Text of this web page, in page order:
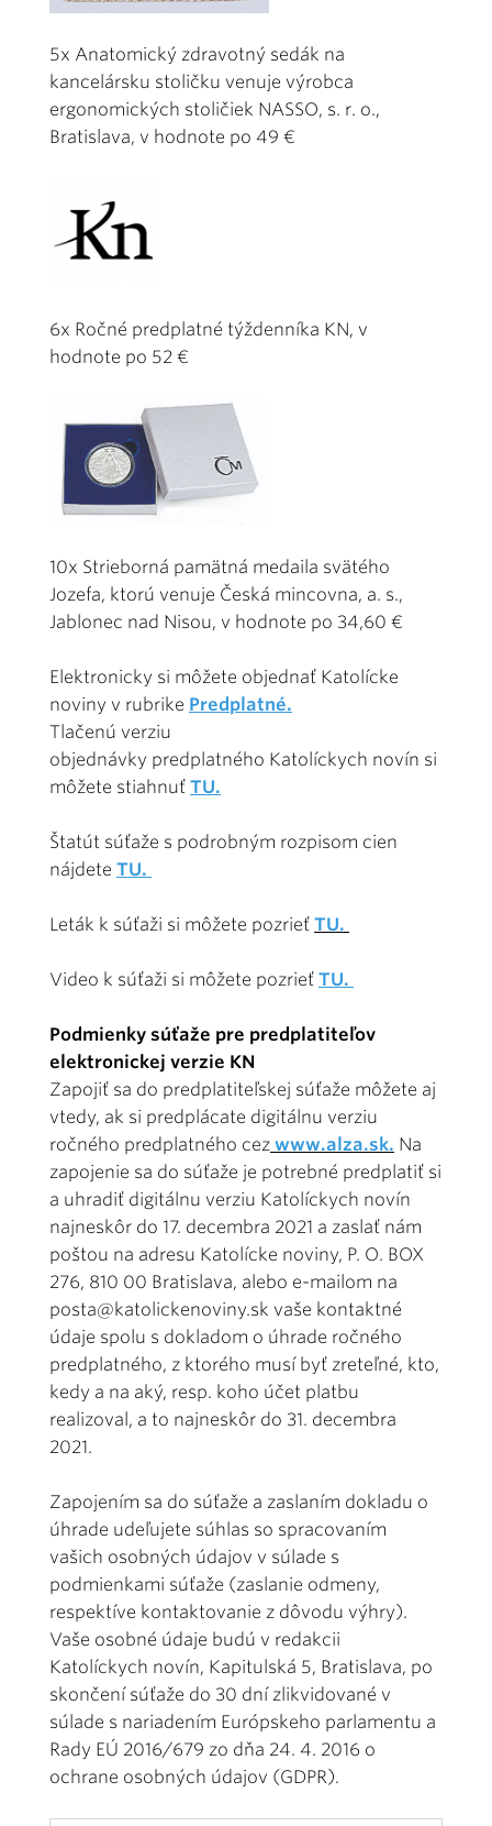
5x Anatomický zdravotný sedák na
kancelársku stoličku venuje výrobca
ergonomických stoličiek NASSO, s. r. o.,
Bratislava, v hodnote po 49 €
6x Ročné predplatné týždenníka KN, v
hodnote po 52 €
10x Strieborná pamätná medaila svätého
Jozefa, ktorú venuje Česká mincovna, a. s.,
Jablonec nad Nisou, v hodnote po 34,60 €
Elektronicky si môžete objednať Katolícke
noviny v rubrike Predplatné.
Tlačenú verziu
objednávky predplatného Katolíckych novín si
môžete stiahnuť TU.
Štatút súťaže s podrobným rozpisom cien
nájdete TU.
Leták k súťaži si môžete pozrieť TU.
Video k súťaži si môžete pozrieť TU.
Podmienky súťaže pre predplatiteľov
elektronickej verzie KN
Zapojiť sa do predplatiteľskej súťaže môžete aj
vtedy, ak si predplácate digitálnu verziu
ročného predplatného cez www.alza.sk. Na
zapojenie sa do súťaže je potrebné predplatiť si
a uhradiť digitálnu verziu Katolíckych novín
najneskôr do 17. decembra 2021 a zaslať nám
poštou na adresu Katolícke noviny, P. O. BOX
276, 810 00 Bratislava, alebo e-mailom na
posta@katolickenoviny.sk vaše kontaktné
údaje spolu s dokladom o úhrade ročného
predplatného, z ktorého musí byť zreteľné, kto,
kedy a na aký, resp. koho účet platbu
realizoval, a to najneskôr do 31. decembra
2021.
Zapojením sa do súťaže a zaslaním dokladu o
úhrade udeľujete súhlas so spracovaním
vašich osobných údajov v súlade s
podmienkami súťaže (zaslanie odmeny,
respektíve kontaktovanie z dôvodu výhry).
Vaše osobné údaje budú v redakcii
Katolíckych novín, Kapitulská 5, Bratislava, po
skončení súťaže do 30 dní zlikvidované v
súlade s nariadením Európskeho parlamentu a
Rady EÚ 2016/679 zo dňa 24. 4. 2016 o
ochrane osobných údajov (GDPR).